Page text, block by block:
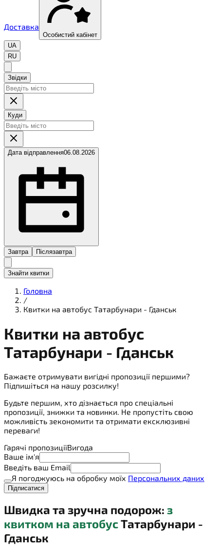
Доставка
Особистий кабінет
UA
RU
Звідки
Куди
Дата відправлення06.08.2026
Завтра Післязавтра
Знайти квитки
Головна
/
Квитки на автобус Татарбунари - Гданськ
Квитки на автобус
Татарбунари - Гданськ
Бажаєте отримувати вигідні пропозиції першими?
Підпишіться на нашу розсилку!
Будьте першим, хто дізнається про спеціальні
пропозиції, знижки та новинки. Не пропустіть свою
можливість зекономити та отримати ексклюзивні
переваги!
Гарячі пропозиціїВигода
Ваше ім'я
Введіть ваш Email
Я погоджуюсь на обробку моїх Персональних даних
Підписатися
Швидка та зручна подорож: з
квитком на автобусТатарбунари -
Гданськ